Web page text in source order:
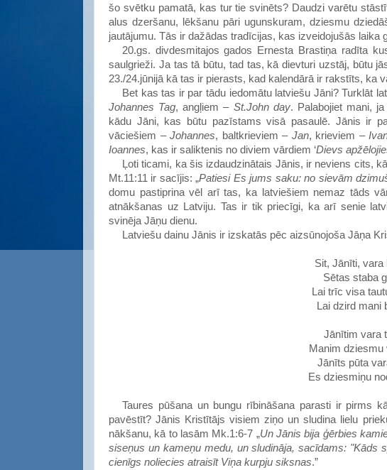
šo svētku pamatā, kas tur tie svinēts? Daudzi varētu
alus dzeršanu, lēkšanu pāri ugunskuram, dziesmu
jautājumu. Tās ir dažādas tradīcijas, kas izveidojušās laika
20.gs. divdesmitajos gados Ernesta Brastiņa radīta
saulgrieži. Ja tas tā būtu, tad tas, kā dievturi uzstāj, būtu
23./24.jūnijā kā tas ir pierasts, kad kalendārā ir rakstīts, ka
Bet kas tas ir par tādu iedomātu latviešu Jāni? Turklāt
Johannes Tag, angļiem – St.John day. Palabojiet mani,
kādu Jāni, kas būtu pazīstams visā pasaulē. Jānis ir
vāciešiem –Johannes, baltkrieviem – Jan, krieviem –
Ioannes, kas ir saliktenis no diviem vārdiem ‘Dievs
Ļoti ticami, ka šis izdaudzinātais Jānis, ir neviens cits,
Mt.11:11 ir sacījis: „Patiesi Es jums saku: no sievām
domu pastiprina vēl arī tas, ka latviešiem nemaz tāds
atnākšanas uz Latviju. Tas ir tik priecīgi, ka arī senie
svinēja Jāņu dienu.
Latviešu dainu Jānis ir izskatās pēc aizsūnojoša Jāņa
Sit, Jānīti, vara
Sētas staba
Lai trīc visa
Lai dzird mani
Jānītim vara
Manim dziesmu
Jānīts pūta
Es dziesmiņu
Taures pūšana un bungu rībināšana parasti ir pirms
pavēstīt? Jānis Kristītājs visiem ziņo un sludina lielu
nākšanu, kā to lasām Mk.1:6-7 „Un Jānis bija ģērbies
siseņus un kameņu medu, un sludināja, sacīdams:
cienīgs noliecies atraisīt Viņa kurpju siksnas.”